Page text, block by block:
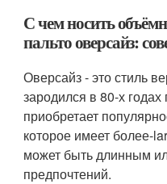
С чем носить
пальто оверсайз:
Оверсайз - это стиль
зародился в 80-х
приобретает
которое имеет более-
может быть длинным
предпочтений.